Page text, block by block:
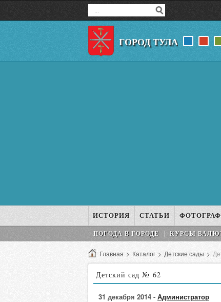
ГОРОД ТУЛА
ИСТОРИЯ СТАТЬИ
ПОГОДА В ГОРОДЕ КУРСЫ
Главная > Каталог > Детские сады >
Детский сад № 62
31 декабря 2014 - Администратор